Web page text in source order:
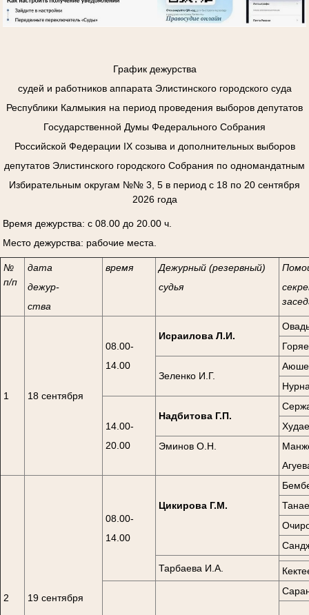
График дежурства
судей и работников аппарата Элистинского городского суда
Республики Калмыкия на период проведения выборов депутатов
Государственной Думы Федерального Собрания
Российской Федерации IХ созыва и дополнительных выборов
депутатов Элистинского городского Собрания по одномандатным
Избирательным округам №№ 3, 5 в период с 18 по 20 сентября
2026 года
Время дежурства: с 08.00 до 20.00 ч.
Место дежурства: рабочие места.
№
п/п
дата
дежур-
ства
время
Дежурный (резервный)
судья
1 18 сентября
08.00-
14.00
Исраилова Л.И.
Зеленко И.Г.
14.00-
20.00
Надбитова Г.П.
Эминов О.Н.
2 19 сентября
08.00-
14.00
Цикирова Г.М.
Тарбаева И.А.